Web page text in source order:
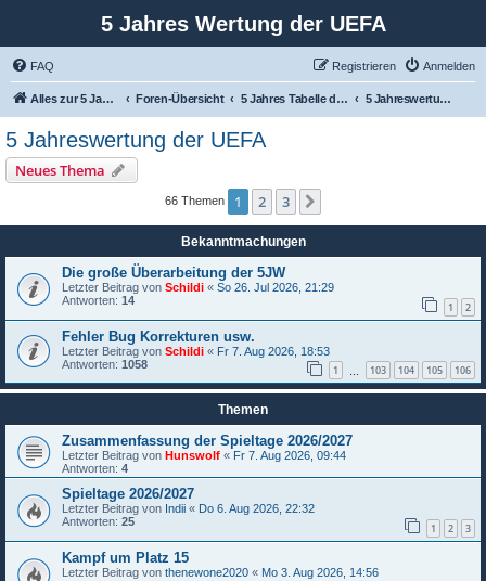
5 Jahres Wertung der UEFA
FAQ Anmelden
Registrieren
Alles zur 5 Jahreswertung / Tabelle der UEFA mit vielen Statistiken. Foren-Übersicht 5 Jahres Tabelle der UEFA 5 Jahreswertung der UEFA
5 Jahreswertung der UEFA
Neues Thema
66 Themen 1 2 3
Bekanntmachungen
Die große Überarbeitung der 5JW
Letzter Beitrag von Schildi « So 26. Jul 2026, 21:29
Antworten: 14 1 2
Fehler Bug Korrekturen usw.
Letzter Beitrag von Schildi « Fr 7. Aug 2026, 18:53
Antworten: 1058 1 103 104 105 106
Themen
Zusammenfassung der Spieltage 2026/2027
Letzter Beitrag von Hunswolf « Fr 7. Aug 2026, 09:44
Antworten: 4
Spieltage 2026/2027
Letzter Beitrag von Indii « Do 6. Aug 2026, 22:32
Antworten: 25 1 2 3
Kampf um Platz 15
Letzter Beitrag von thenewone2020 « Mo 3. Aug 2026, 14:56